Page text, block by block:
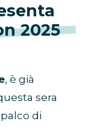
2025
, è già
sera
di